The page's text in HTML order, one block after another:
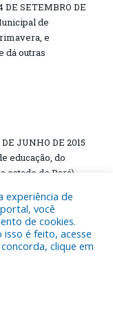
DE SETEMBRO DE
de
e
dá outras
JUNHO DE 2015
educação, do
estado de Pará)
DE MAIO DE 2015
de
experiência de
você
de cookies.
é feito, acesse
concorda, clique em